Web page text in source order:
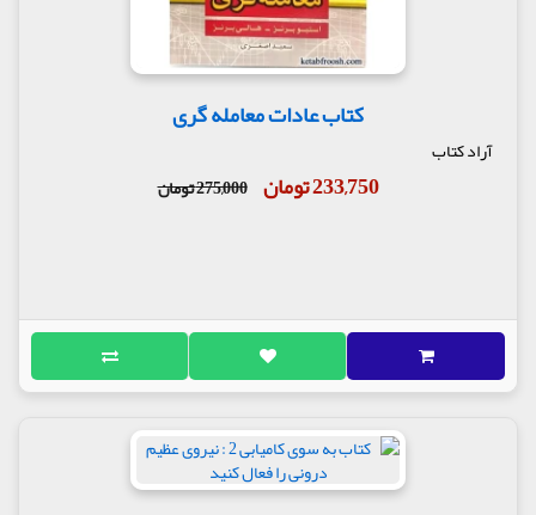
کتاب عادات معامله گری
آراد کتاب
233,750 تومان 275,000 تومان